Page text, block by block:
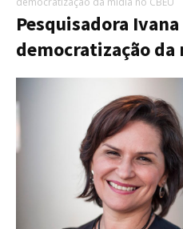
Pesquisadora
democratização da